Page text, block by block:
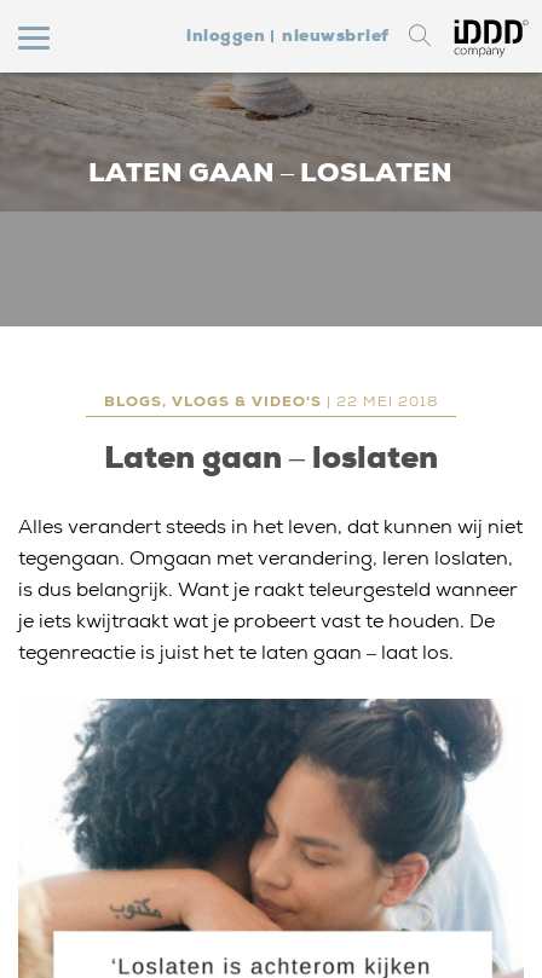
inloggen nieuwsbrief
LATEN GAAN – LOSLATEN
BLOGS, VLOGS & VIDEO'S | 22 MEI 2018
Laten gaan – loslaten
Alles verandert steeds in het leven, dat kunnen wij niet
tegengaan. Omgaan met verandering, leren loslaten,
is dus belangrijk. Want je raakt teleurgesteld wanneer
je iets kwijtraakt wat je probeert vast te houden. De
tegenreactie is juist het te laten gaan – laat los.